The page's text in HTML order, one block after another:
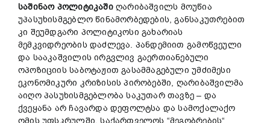
საშინაო პოლიტიკაშიღარიბაშვილს მოუწია
უპასუხისმგებლო წინამორბედების, განსაკუთრებით
კი შეუმდგარი პოლიტიკოსი გახარიას
მემკვიდრეობის დაძლევა. პანდემიით გამოწვეული
და სააკაშვილის ირგვლივ გაერთიანებული
ოპოზიციის საბოტაჟით გასამმაგებული უმძიმესი
ეკონომიკური კრიზისის პირობებში, ღარიბაშვილმა
აიღო პასუხისმგებლობა საკუთარ თავზე – და
ქვეყანა არ ჩავარდა დეფოლტსა და სამოქალაქო
ომის უფსკრულში, საქართველოს “მეგობრების“